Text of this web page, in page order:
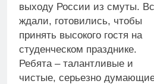
выходу России из смуты.
ждали, готовились, чтобы
принять высокого гостя на
студенческом празднике.
Ребята – талантливые и
чистые, серьезно